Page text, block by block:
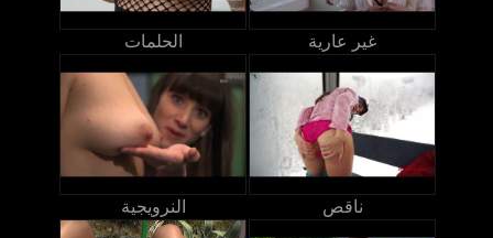
الحلمات غير عارية
النرويجية ناقص